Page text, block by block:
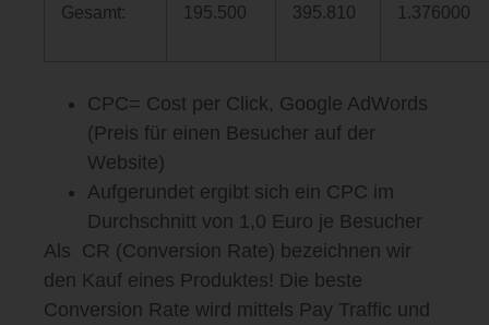
Gesamt: 195.500 395.810 1.376000
CPC= Cost per Click, Google AdWords
(Preis für einen Besucher auf der
Website)
Aufgerundet ergibt sich ein CPC im
Durchschnitt von 1,0 Euro je Besucher
Als CR (Conversion Rate) bezeichnen wir
den Kauf eines Produktes! Die beste
Conversion Rate wird mittels Pay Traffic und